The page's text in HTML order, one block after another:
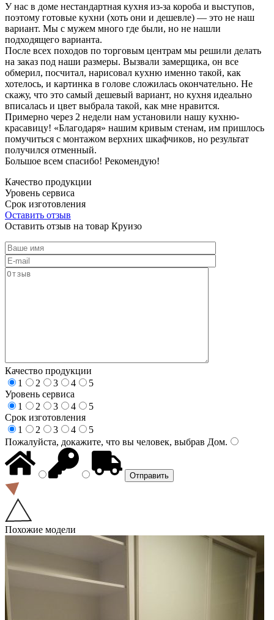
У нас в доме нестандартная кухня из-за короба и выступов,
поэтому готовые кухни (хоть они и дешевле) — это не наш
вариант. Мы с мужем много где были, но не нашли
подходящего варианта.
После всех походов по торговым центрам мы решили делать
на заказ под наши размеры. Вызвали замерщика, он все
обмерил, посчитал, нарисовал кухню именно такой, как
хотелось, и картинка в голове сложилась окончательно. Не
скажу, что это самый дешевый вариант, но кухня идеально
вписалась и цвет выбрала такой, как мне нравится.
Примерно через 2 недели нам установили нашу кухню-
красавицу! «Благодаря» нашим кривым стенам, им пришлось
помучиться с монтажом верхних шкафчиков, но результат
получился отменный.
Большое всем спасибо! Рекомендую!
Качество продукции
Уровень сервиса
Срок изготовления
Оставить отзыв
Оставить отзыв на товар Круизо
Качество продукции
1
2 3 4
5
Уровень сервиса
1
2 3 4
5
Срок изготовления
1
2 3 4
5
Пожалуйста, докажите, что вы человек, выбрав Дом.
Похожие модели